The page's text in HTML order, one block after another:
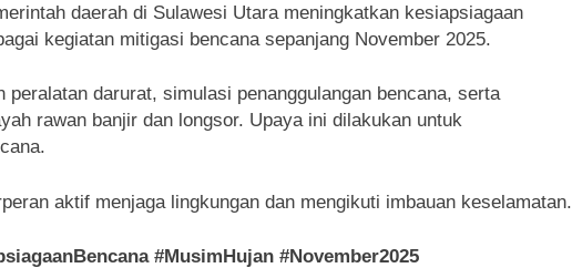
daerah di Sulawesi Utara meningkatkan kesiapsiagaan
kegiatan mitigasi bencana sepanjang November 2025.
peralatan darurat, simulasi penanggulangan bencana, serta
rawan banjir dan longsor. Upaya ini dilakukan untuk
aktif menjaga lingkungan dan mengikuti imbauan keselamatan.
#MusimHujan #November2025